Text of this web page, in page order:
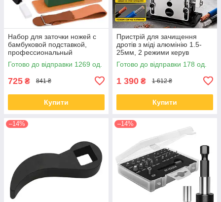
Набор для заточки ножей с
бамбуковой подставкой,
профессиональный
Готово до відправки 1269 од.
725 ₴ 841 ₴
Купити
Пристрій для зачищення
дротів з міді алюмінію 1.5-
25мм, 2 режими керув
Готово до відправки 178 од.
1 390 ₴ 1 612 ₴
Купити
–14% –14%